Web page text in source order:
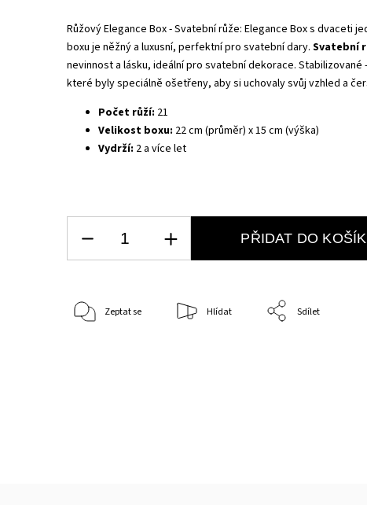
Růžový Elegance Box - Svatební růže: Elegance Box s dvaceti
boxu je něžný a luxusní, perfektní pro svatební dary.Svatební
nevinnost a lásku, ideální pro svatební dekorace.
které byly speciálně ošetřeny, aby si uchovaly svůj vzhled a
Počet růží: 21
Velikost boxu: 22 cm (průměr) x 15 cm (výška)
Vydrží: 2 a více let
PŘIDAT DO
Zeptat se Hlídat Sdílet